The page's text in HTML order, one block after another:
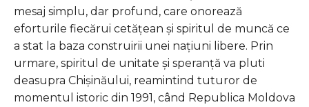
mesaj simplu, dar profund, care onorează
eforturile fiecărui cetățean și spiritul de muncă ce
a stat la baza construirii unei națiuni libere. Prin
urmare, spiritul de unitate și speranță va pluti
deasupra Chișinăului, reamintind tuturor de
momentul istoric din 1991, când Republica Moldova